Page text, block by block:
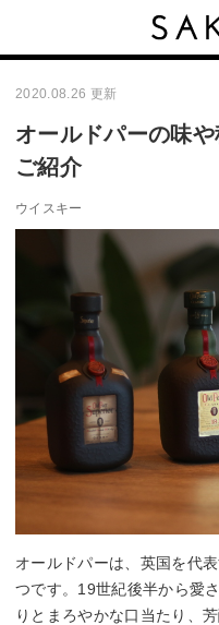
2020.08.26 更新
オールドパーの味
ご紹介
ウイスキー
オールドパーは、英国を代
つです。19世紀後半から愛
りとまろやかな口当たり、